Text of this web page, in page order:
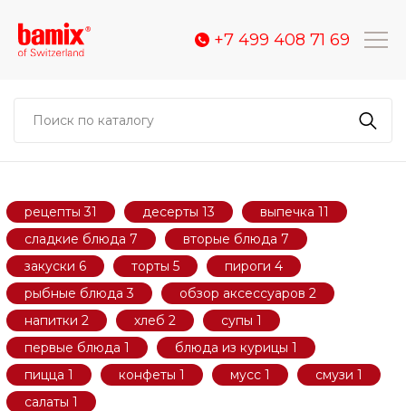
+7 499 408 71 69
рецепты31 десерты 13 выпечка 11
сладкие блюда 7 вторые блюда 7
закуски 6 торты 5 пироги 4
рыбные блюда3 обзор аксессуаров 2
напитки 2 хлеб 2 супы 1
первые блюда 1 блюда из курицы 1
пицца 1 конфеты 1 мусс 1 смузи 1
салаты 1